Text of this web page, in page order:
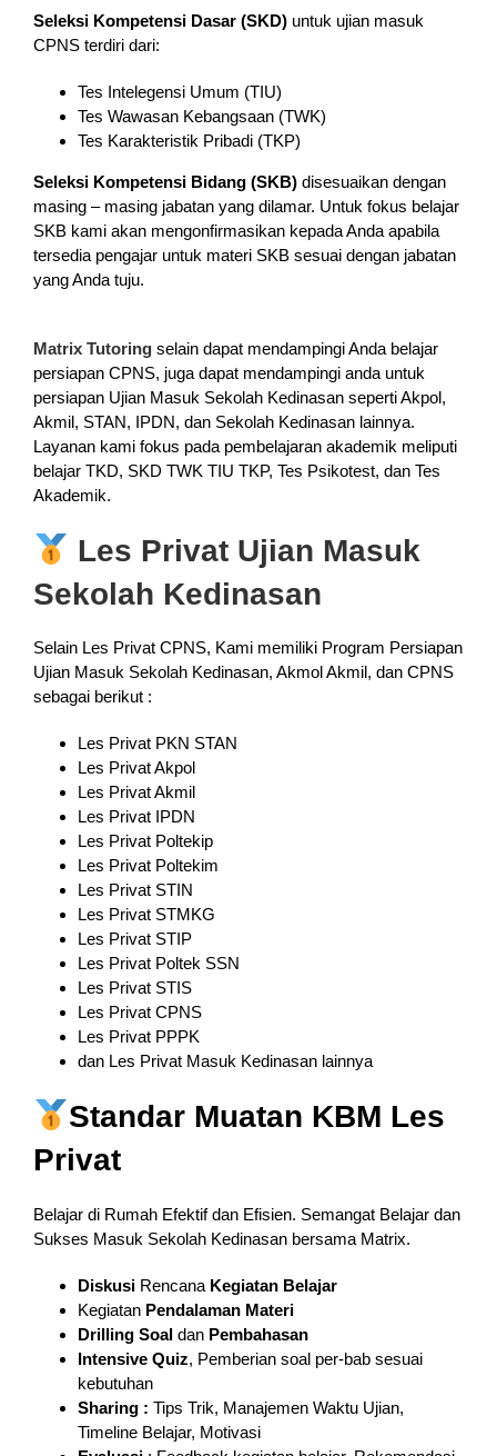
Seleksi Kompetensi Dasar (SKD)untuk ujian masuk
CPNS terdiri dari:
Tes Intelegensi Umum (TIU)
Tes Wawasan Kebangsaan (TWK)
Tes Karakteristik Pribadi (TKP)
Seleksi Kompetensi Bidang (SKB)disesuaikan dengan
masing – masing jabatan yang dilamar. Untuk fokus belajar
SKB kami akan mengonfirmasikan kepada Anda apabila
tersedia pengajar untuk materi SKB sesuai dengan jabatan
yang Anda tuju.
Matrix Tutoringselain dapat mendampingi Anda belajar
persiapan CPNS, juga dapat mendampingi anda untuk
persiapan Ujian Masuk Sekolah Kedinasan seperti Akpol,
Akmil, STAN, IPDN, dan Sekolah Kedinasan lainnya.
Layanan kami fokus pada pembelajaran akademik meliputi
belajar TKD, SKD TWK TIU TKP, Tes Psikotest, dan Tes
Akademik.
Les Privat Ujian Masuk
Sekolah Kedinasan
Selain Les Privat CPNS, Kami memiliki Program Persiapan
Ujian Masuk Sekolah Kedinasan, Akmol Akmil, dan CPNS
sebagai berikut :
Les Privat PKN STAN
Les Privat Akpol
Les Privat Akmil
Les Privat IPDN
Les Privat Poltekip
Les Privat Poltekim
Les Privat STIN
Les Privat STMKG
Les Privat STIP
Les Privat Poltek SSN
Les Privat STIS
Les Privat CPNS
Les Privat PPPK
dan Les Privat Masuk Kedinasan lainnya
Standar Muatan KBM Les
Privat
Belajar di Rumah Efektif dan Efisien. Semangat Belajar dan
Sukses Masuk Sekolah Kedinasan bersama Matrix.
Diskusi Rencana Kegiatan Belajar
Kegiatan Pendalaman Materi
Drilling Soaldan Pembahasan
Intensive Quiz, Pemberian soal per-bab sesuai
kebutuhan
Sharing : Tips Trik, Manajemen Waktu Ujian,
Timeline Belajar, Motivasi